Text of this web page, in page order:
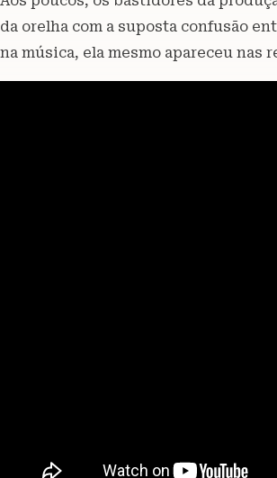
da orelha com a suposta confusão
na música, ela mesmo apareceu nas